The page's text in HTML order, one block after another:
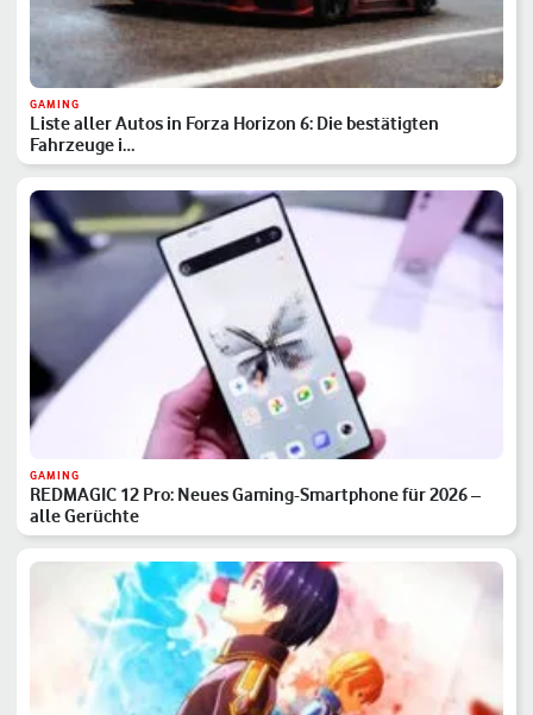
GAMING
Liste aller Autos in Forza Horizon 6: Die bestätigten
Fahrzeuge i…
GAMING
REDMAGIC 12 Pro: Neues Gaming-Smartphone für 2026 –
alle Gerüchte